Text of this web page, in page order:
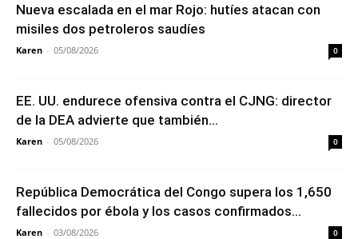
Nueva escalada en el mar Rojo: hutíes atacan con
misiles dos petroleros saudíes
Karen - 05/08/2026 0
EE. UU. endurece ofensiva contra el CJNG: director
de la DEA advierte que también...
Karen - 05/08/2026 0
República Democrática del Congo supera los 1,650
fallecidos por ébola y los casos confirmados...
Karen - 03/08/2026 0